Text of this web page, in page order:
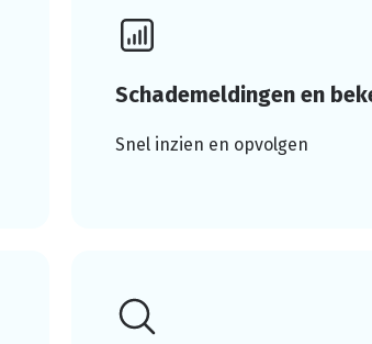
Schademeldingen en
Snel inzien en opvolgen